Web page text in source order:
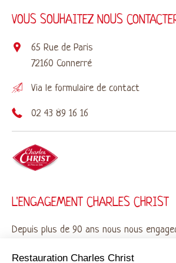
VOUS SOUHAITEZ NOUS
65 Rue de Paris
72160 Connerré
Via le formulaire de contact
02 43 89 16 16
L'ENGAGEMENT CHARLES CHRIST
Depuis plus de 90 ans nous nous
Restauration Charles Christ